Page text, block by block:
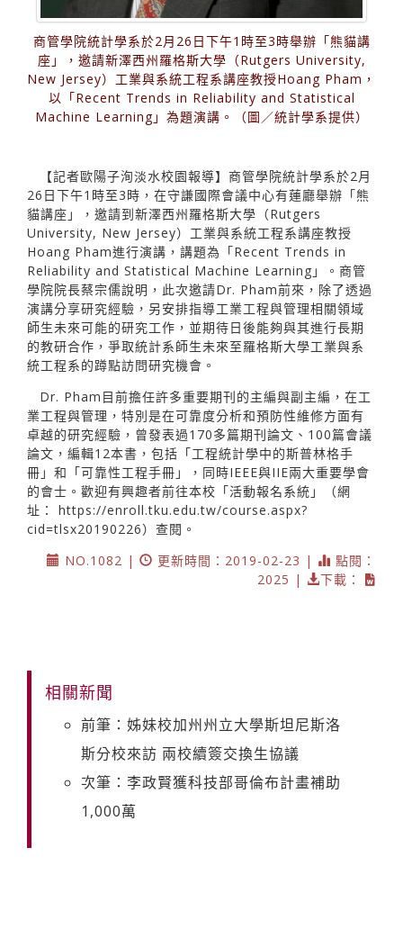
商管學院統計學系於2月26日下午1時至3時舉辦「熊貓講
座」，邀請新澤西州羅格斯大學（Rutgers University,
New Jersey）工業與系統工程系講座教授Hoang Pham，
以「Recent Trends in Reliability and Statistical
Machine Learning」為題演講。（圖／統計學系提供）
【記者歐陽子洵淡水校園報導】商管學院統計學系於2月
26日下午1時至3時，在守謙國際會議中心有蓮廳舉辦「熊
貓講座」，邀請到新澤西州羅格斯大學（Rutgers
University, New Jersey）工業與系統工程系講座教授
Hoang Pham進行演講，講題為「Recent Trends in
Reliability and Statistical Machine Learning」。商管
學院院長蔡宗儒說明，此次邀請Dr. Pham前來，除了透過
演講分享研究經驗，另安排指導工業工程與管理相關領域
師生未來可能的研究工作，並期待日後能夠與其進行長期
的教研合作，爭取統計系師生未來至羅格斯大學工業與系
統工程系的蹲點訪問研究機會。
Dr. Pham目前擔任許多重要期刊的主編與副主編，在工
業工程與管理，特別是在可靠度分析和預防性維修方面有
卓越的研究經驗，曾發表過170多篇期刊論文、100篇會議
論文，編輯12本書，包括「工程統計學中的斯普林格手
冊」和「可靠性工程手冊」，同時IEEE與IIE兩大重要學會
的會士。歡迎有興趣者前往本校「活動報名系統」（網
址： https://enroll.tku.edu.tw/course.aspx?
cid=tlsx20190226）查閱。
NO.1082 |
更新時間：2019-02-23 |
點閱：
2025 |
下載：
相關新聞
前筆：姊妹校加州州立大學斯坦尼斯洛
斯分校來訪 兩校續簽交換生協議
次筆：李政賢獲科技部哥倫布計畫補助
1,000萬